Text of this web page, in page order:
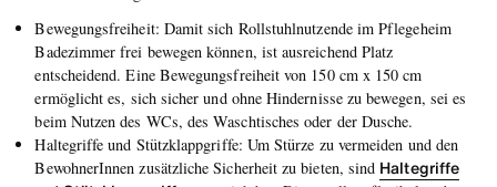
Bewegungsfreiheit: Damit sich Rollstuhlnutzende im Pflegeheim
Badezimmer frei bewegen können, ist ausreichend Platz
entscheidend. Eine Bewegungsfreiheit von 150 cm x 150 cm
ermöglicht es, sich sicher und ohne Hindernisse zu bewegen, sei es
beim Nutzen des WCs, des Waschtisches oder der Dusche.
Haltegriffe und Stützklappgriffe: Um Stürze zu vermeiden und den
BewohnerInnen zusätzliche Sicherheit zu bieten, sind Haltegriffe